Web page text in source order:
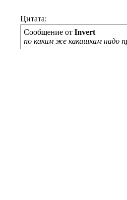
Цитата:
Сообщение от Invert
по каким же какашкам надо